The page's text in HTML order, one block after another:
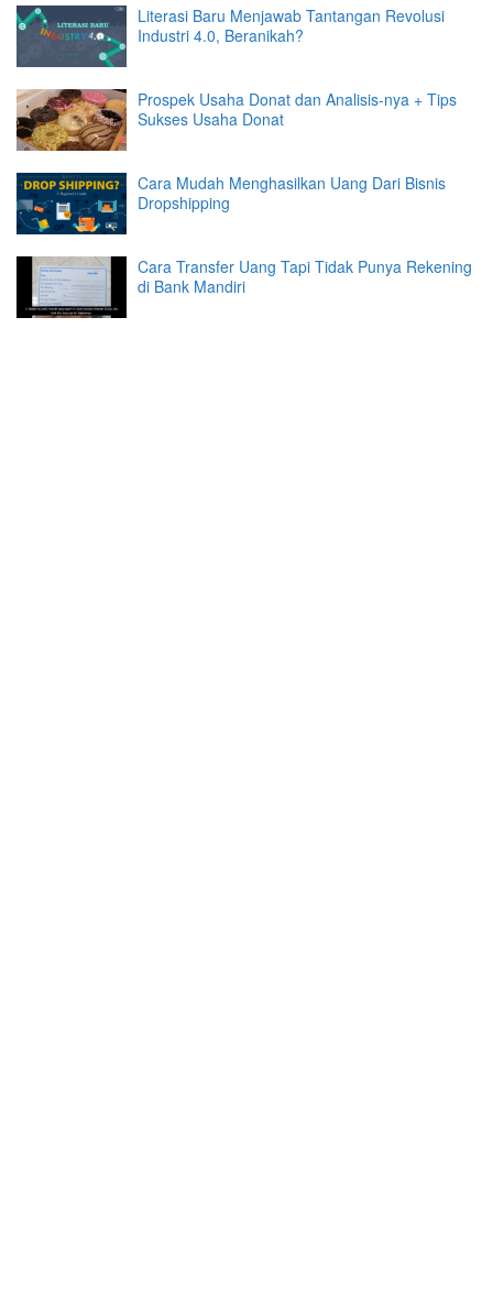
Literasi Baru Menjawab Tantangan Revolusi
Industri 4.0, Beranikah?
Prospek Usaha Donat dan Analisis-nya + Tips
Sukses Usaha Donat
Cara Mudah Menghasilkan Uang Dari Bisnis
Dropshipping
Cara Transfer Uang Tapi Tidak Punya Rekening
di Bank Mandiri